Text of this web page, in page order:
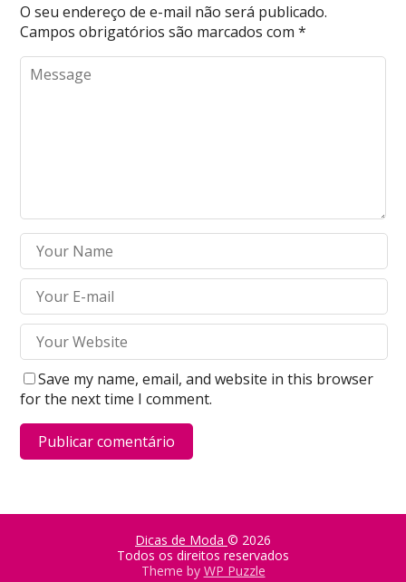
O seu endereço de e-mail não será publicado.
Campos obrigatórios são marcados com*
Save my name, email, and website in this browser
for the next time I comment.
Dicas de Moda © 2026
Todos os direitos reservados
Theme by WP Puzzle